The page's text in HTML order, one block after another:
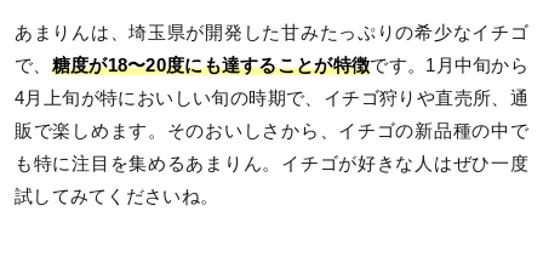
あまりんは、埼玉県が開発した甘みたっぷりの希少なイチゴ
で、 糖度が18〜20度にも達することが特徴です。1月中旬から
4月上旬が特においしい旬の時期で、イチゴ狩りや直売所、通
販で楽しめます。そのおいしさから、イチゴの新品種の中で
も特に注目を集めるあまりん。イチゴが好きな人はぜひ一度
試してみてくださいね。